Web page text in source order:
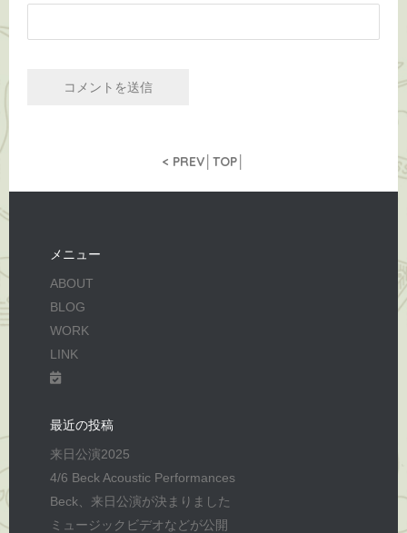
< PREV│ TOP│
メニュー
ABOUT
BLOG
WORK
LINK
最近の投稿
来日公演2025
4/6 Beck Acoustic Performances
Beck、来日公演が決まりました
ミュージックビデオなどが公開